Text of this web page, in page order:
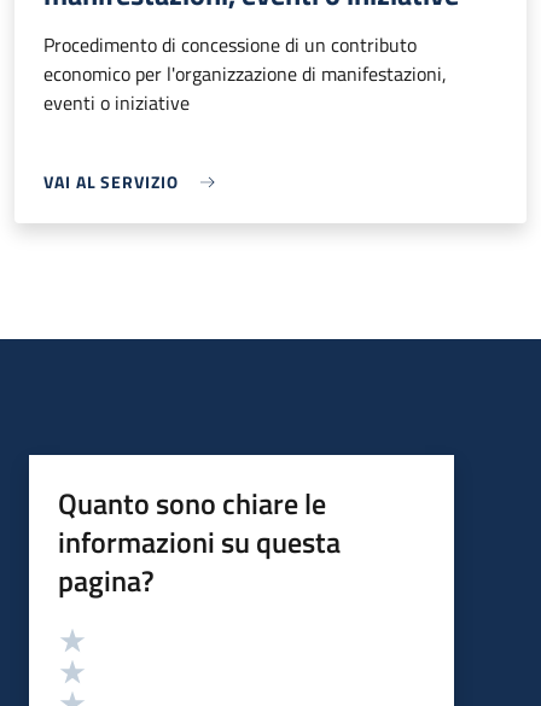
Procedimento di concessione di un contributo
economico per l'organizzazione di manifestazioni,
eventi o iniziative
VAI AL SERVIZIO
Quanto sono chiare le
informazioni su questa
pagina?
Valutazione